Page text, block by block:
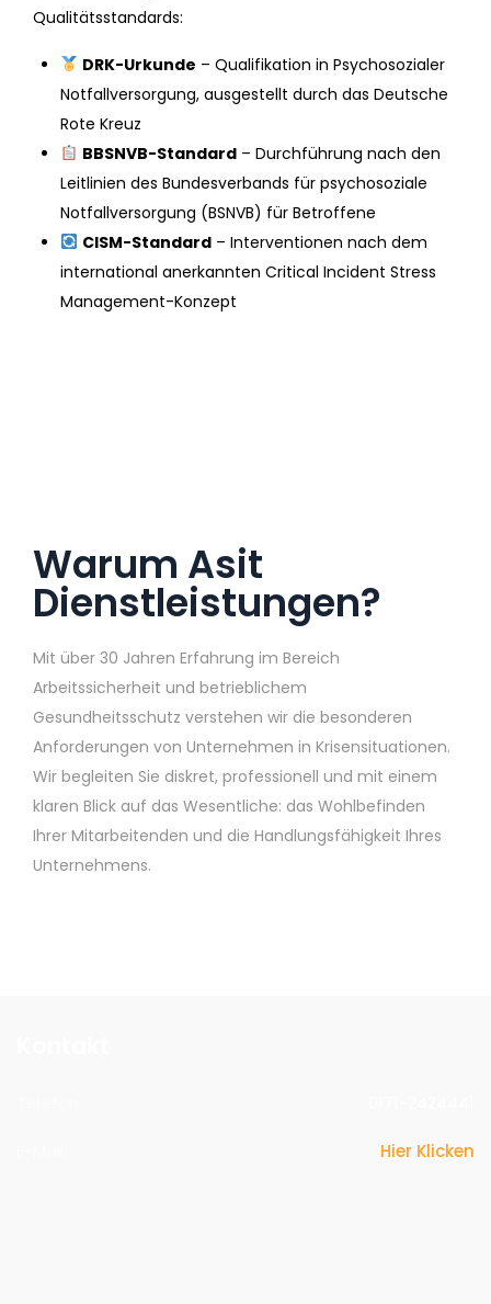
Qualitätsstandards:
DRK-Urkunde – Qualifikation in Psychosozialer
Notfallversorgung, ausgestellt durch das Deutsche
Rote Kreuz
BBSNVB-Standard– Durchführung nach den
Leitlinien des Bundesverbands für psychosoziale
Notfallversorgung (BSNVB) für Betroffene
CISM-Standard– Interventionen nach dem
international anerkannten Critical Incident Stress
Management-Konzept
Warum Asit
Dienstleistungen?
Mit über 30 Jahren Erfahrung im Bereich
Arbeitssicherheit und betrieblichem
Gesundheitsschutz verstehen wir die besonderen
Anforderungen von Unternehmen in Krisensituationen.
Wir begleiten Sie diskret, professionell und mit einem
klaren Blick auf das Wesentliche: das Wohlbefinden
Ihrer Mitarbeitenden und die Handlungsfähigkeit Ihres
Unternehmens.
Hier Klicken